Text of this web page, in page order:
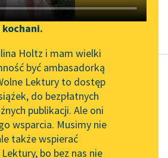
Zgłoś brak utworu
Narzędzia
Mapa Wolnych Lektur
Leśmianator
Przewodnik dla piszących i
czytających
Holtz i mam wielki
być ambasadorką
Lektury to dostęp
do bezpłatnych
publikacji. Ale oni
wsparcia. Musimy nie
także wspierać
bo bez nas nie
Adama Mickiewicza
Adam Mickiewicz
Konrad Wallenrod
Nie wiem — rzecze